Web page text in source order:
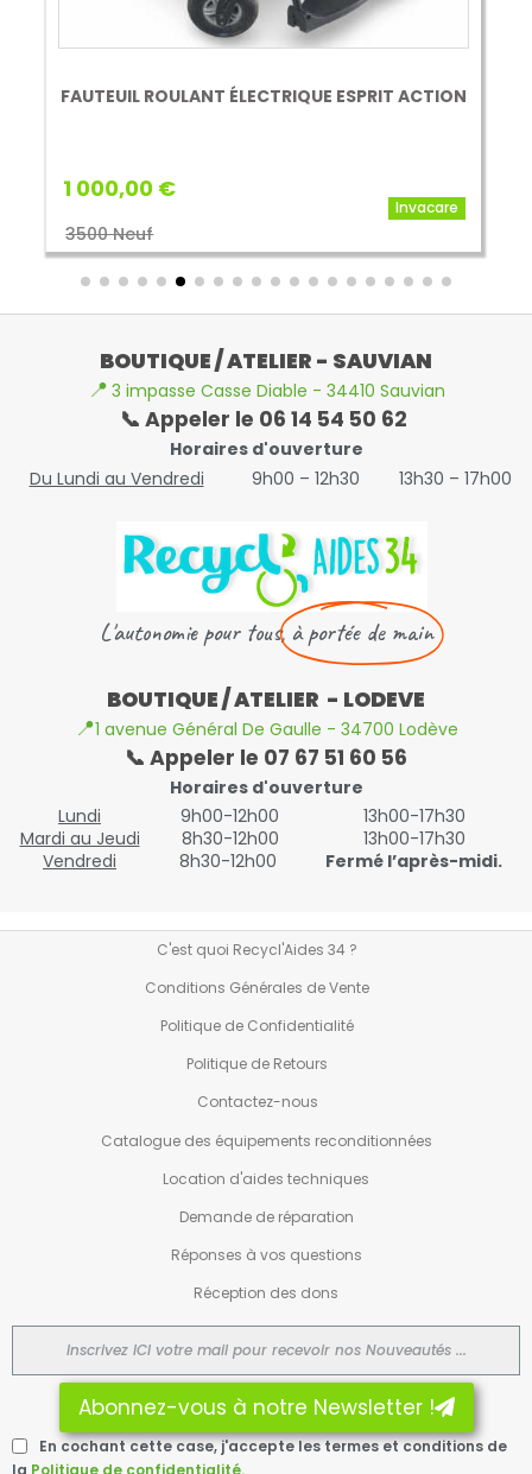
FAUTEUIL ROULANT ÉLECTRIQUE ESPRIT ACTION
1 000,00 €
3500 Neuf
Invacare
BOUTIQUE / ATELIER - SAUVIAN
📍 3 impasse Casse Diable - 34410 Sauvian
📞 Appeler le 06 14 54 50 62
Horaires d'ouverture
Du Lundi au Vendredi
9h00 – 12h30 13h30 – 17h00
L'autonomie pour tous,à portée de main
BOUTIQUE / ATELIER - LODEVE
📍1 avenue Général De Gaulle - 34700 Lodève
📞 Appeler le 07 67 51 60 56
Horaires d'ouverture
Lundi
9h00-12h00
13h00-17h30
Mardi au Jeudi
8h30-12h00
13h00-17h30
Vendredi
8h30-12h00 Fermé l’après-midi.
C'est quoi Recycl'Aides 34 ?
Conditions Générales de Vente
Politique de Confidentialité
Politique de Retours
Contactez-nous
Catalogue des équipements reconditionnées
Location d'aides techniques
Demande de réparation
Réponses à vos questions
Réception des dons
Abonnez-vous à notre Newsletter !
En cochant cette case, j'accepte les termes et conditions de
la Politique de confidentialité.